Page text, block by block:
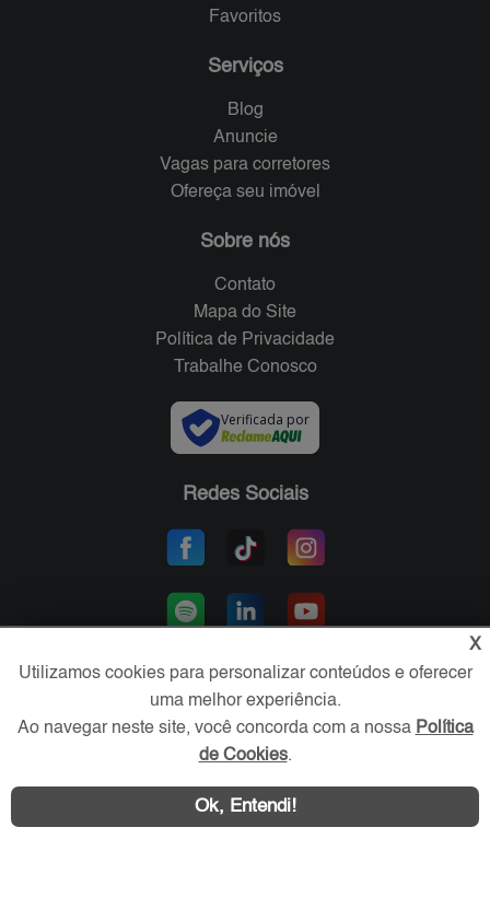
Favoritos
Serviços
Blog
Anuncie
Vagas para corretores
Ofereça seu imóvel
Sobre nós
Contato
Mapa do Site
Política de Privacidade
Trabalhe Conosco
Verificada por
Redes Sociais
Área exclusiva aos anunciantes,
acesse sua conta:
X
Utilizamos cookies para personalizar conteúdos e oferecer
uma melhor experiência.
Ao navegar neste site, você concorda com a nossa Política
de Cookies.
Ok, Entendi!